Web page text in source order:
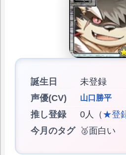
誕生日
未登録
声優(CV)
山口勝平
推し登録 0人（ ★登
今月のタグ
🥈面白い